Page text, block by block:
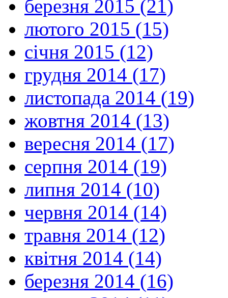
березня 2015 (21)
лютого 2015 (15)
січня 2015 (12)
грудня 2014 (17)
листопада 2014 (19)
жовтня 2014 (13)
вересня 2014 (17)
серпня 2014 (19)
липня 2014 (10)
червня 2014 (14)
травня 2014 (12)
квітня 2014 (14)
березня 2014 (16)